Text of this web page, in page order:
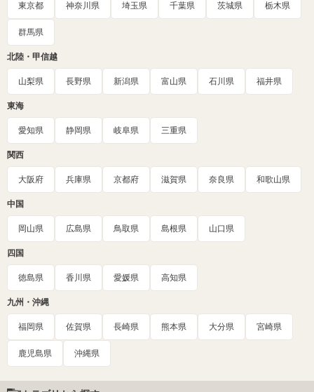
東京都 神奈川県 埼玉県 千葉県 茨城県 栃木県
群馬県
北陸・甲信越
山梨県 長野県 新潟県 富山県 石川県 福井県
東海
愛知県 静岡県 岐阜県 三重県
関西
大阪府 兵庫県 京都府 滋賀県 奈良県 和歌山県
中国
岡山県 広島県 鳥取県 島根県 山口県
四国
徳島県 香川県 愛媛県 高知県
九州・沖縄
福岡県 佐賀県 長崎県 熊本県 大分県 宮崎県
鹿児島県 沖縄県